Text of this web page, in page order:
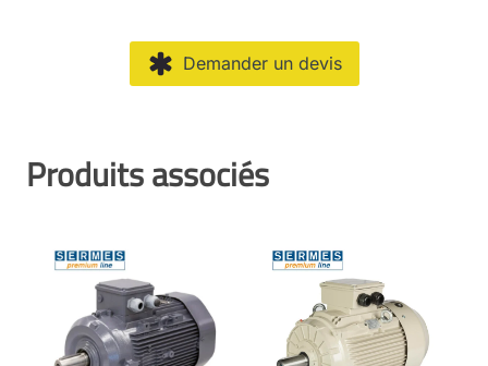
Demander un devis
Produits associés